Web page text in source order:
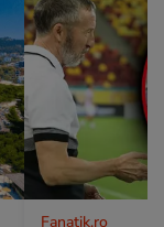
Fanatik.ro